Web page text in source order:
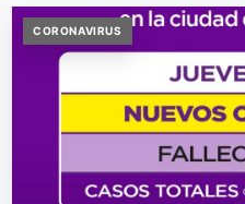
CORONAVIRUS